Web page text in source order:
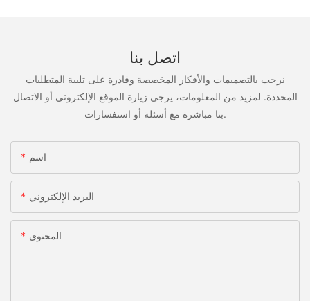
اتصل بنا
نرحب بالتصميمات والأفكار المخصصة وقادرة على تلبية المتطلبات
المحددة. لمزيد من المعلومات، يرجى زيارة الموقع الإلكتروني أو الاتصال
بنا مباشرة مع أسئلة أو استفسارات.
اسم
البريد الإلكتروني
المحتوى